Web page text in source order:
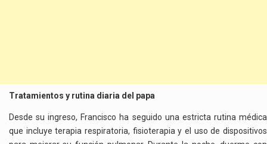
Tratamientos y rutina diaria del papa
Desde su ingreso, Francisco ha seguido una estricta rutina médica
que incluye terapia respiratoria, fisioterapia y el uso de dispositivos